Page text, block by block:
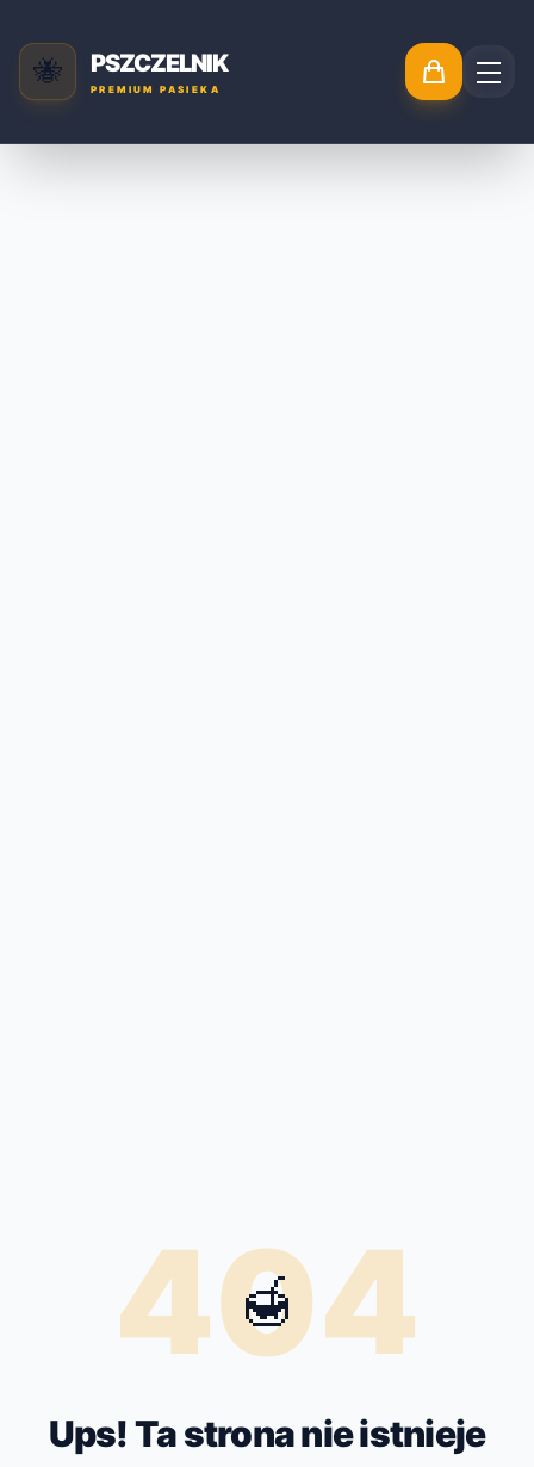
🐝 PSZCZELNIK
PREMIUM PASIEKA
404
🍯
Ups! Ta strona nie istnieje